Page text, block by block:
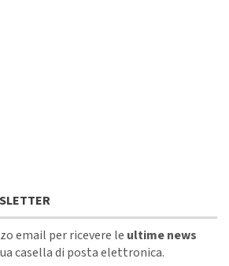
email per ricevere le ultime news
casella di posta elettronica.